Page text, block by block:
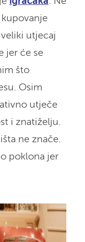
kupovanje
utjecaj
jer će se
što
Osim
utječe
i znatiželju.
ne znače.
poklona jer